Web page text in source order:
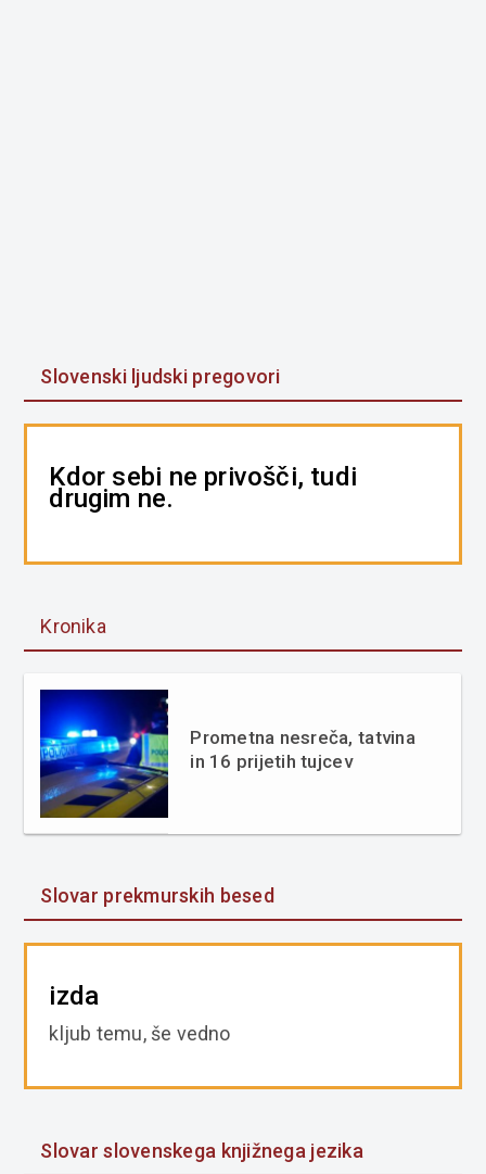
Slovenski ljudski pregovori
Kdor sebi ne privošči, tudi
drugim ne.
Kronika
Prometna nesreča, tatvina
in 16 prijetih tujcev
Slovar prekmurskih besed
izda
kljub temu, še vedno
Slovar slovenskega knjižnega jezika